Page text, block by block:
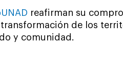
reafirman su
de los
y comunidad.